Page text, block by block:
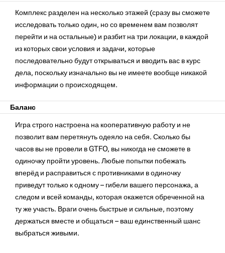
Комплекс разделен на несколько этажей (сразу вы сможете
исследовать только один, но со временем вам позволят
перейти и на остальные) и разбит на три локации, в каждой
из которых свои условия и задачи, которые
последовательно будут открываться и вводить вас в курс
дела, поскольку изначально вы не имеете вообще никакой
информации о происходящем.
Баланс
Игра строго настроена на кооперативную работу и не
позволит вам перетянуть одеяло на себя. Сколько бы
часов вы не провели в GTFO, вы никогда не сможете в
одиночку пройти уровень. Любые попытки побежать
вперёд и расправиться с противниками в одиночку
приведут только к одному – гибели вашего персонажа, а
следом и всей команды, которая окажется обреченной на
ту же участь. Враги очень быстрые и сильные, поэтому
держаться вместе и общаться – ваш единственный шанс
выбраться живыми.